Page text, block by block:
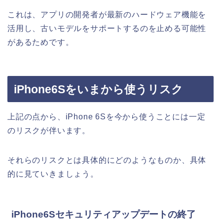
これは、アプリの開発者が最新のハードウェア機能を
活用し、古いモデルをサポートするのを止める可能性
があるためです。
iPhone6Sをいまから使うリスク
上記の点から、iPhone 6Sを今から使うことには一定
のリスクが伴います。
それらのリスクとは具体的にどのようなものか、具体
的に見ていきましょう。
iPhone6Sセキュリティアップデートの終了